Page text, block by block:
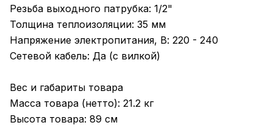
Резьба выходного патрубка: 1/2"
Толщина теплоизоляции: 35 мм
Напряжение электропитания, В: 220 - 240
Сетевой кабель: Да (с вилкой)
Вес и габариты товара
Масса товара (нетто): 21.2 кг
Высота товара: 89 см